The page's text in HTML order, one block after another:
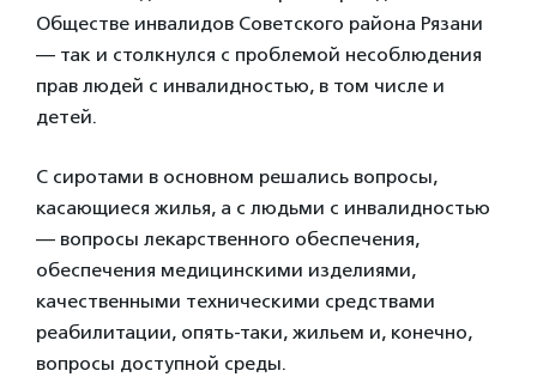
Обществе инвалидов Советского района Рязани
— так и столкнулся с проблемой несоблюдения
прав людей с инвалидностью, в том числе и
детей.
С сиротами в основном решались вопросы,
касающиеся жилья, а с людьми с инвалидностью
— вопросы лекарственного обеспечения,
обеспечения медицинскими изделиями,
качественными техническими средствами
реабилитации, опять-таки, жильем и, конечно,
вопросы доступной среды.